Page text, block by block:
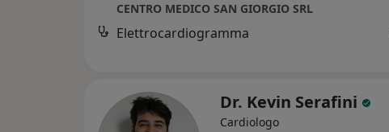
CENTRO MEDICO SAN GIORGIO SRL
Elettrocardiogramma
Dr. Kevin Serafini
Cardiologo